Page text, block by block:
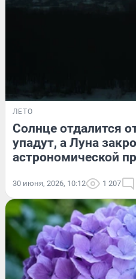
ЛЕТО
Солнце отдалится
упадут, а Луна
астрономической
30 июня, 2026, 10:12 1 207